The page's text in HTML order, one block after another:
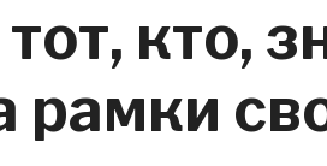
кто,
рамки